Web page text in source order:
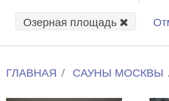
Озерная площадь
ГЛАВНАЯ САУНЫ МОСКВЫ